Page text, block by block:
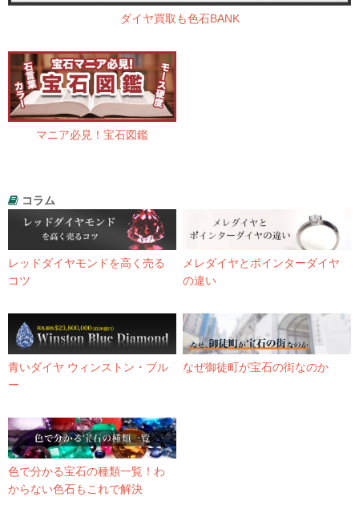
ダイヤ買取も色石BANK
マニア必見！宝石図鑑
コラム
レッドダイヤモンドを高く売る
コツ
メレダイヤとポインターダイヤ
の違い
青いダイヤ ウィンストン・ブル
ー
なぜ御徒町が宝石の街なのか
色で分かる宝石の種類一覧！わ
からない色石もこれで解決